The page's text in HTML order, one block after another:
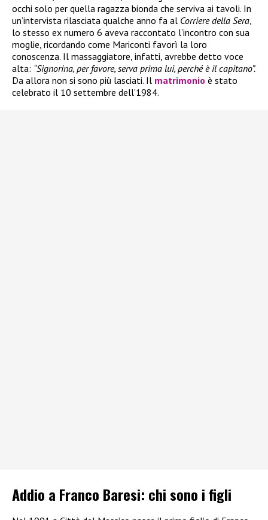
occhi solo per quella ragazza bionda che serviva ai tavoli. In
un’intervista rilasciata qualche anno fa al Corriere della Sera,
lo stesso ex numero 6 aveva raccontato l’incontro con sua
moglie, ricordando come Mariconti favorì la loro
conoscenza. Il massaggiatore, infatti, avrebbe detto voce
alta: “Signorina, per favore, serva prima lui, perché è il capitano”.
Da allora non si sono più lasciati. Il matrimonio è stato
celebrato il 10 settembre dell’1984.
Addio a Franco Baresi: chi sono i figli